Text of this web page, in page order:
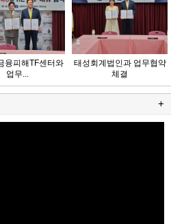
융피해TF센터와
업무...
태성회계법인과 업무협약
체결
+